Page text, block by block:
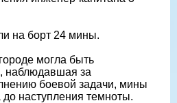
на борт 24 мины.
могла быть
наблюдавшая за
боевой задачи, мины
до наступления темноты.